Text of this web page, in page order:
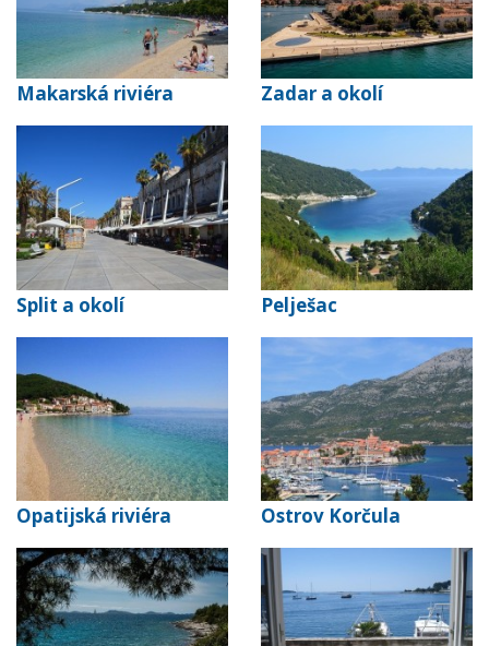
Makarská riviéra Zadar a okolí
Split a okolí Pelješac
Opatijská riviéra Ostrov Korčula